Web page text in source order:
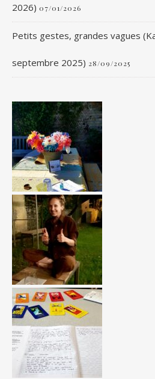
2026) 07/01/2026
Petits gestes, grandes vagues
septembre 2025) 28/09/2025